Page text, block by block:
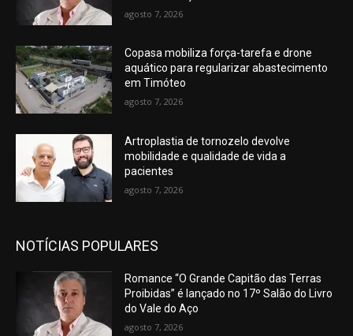
agosto 7, 2026
Copasa mobiliza força-tarefa e drone
aquático para regularizar abastecimento
em Timóteo
agosto 7, 2026
Artroplastia de tornozelo devolve
mobilidade e qualidade de vida a
pacientes
agosto 7, 2026
NOTÍCIAS POPULARES
Romance “O Grande Capitão das Terras
Proibidas” é lançado no 17º Salão do Livro
do Vale do Aço
agosto 7, 2026